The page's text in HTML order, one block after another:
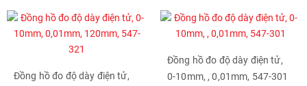
Đồng hồ đo độ dày điện tử,
Đồng hồ đo độ dày điện tử,
0-10mm, , 0,01mm, 547-301